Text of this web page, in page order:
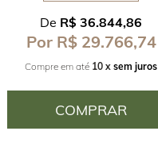
De R$ 36.844,86
Por R$ 29.766,74
Compre em até 10 x sem juros
COMPRAR